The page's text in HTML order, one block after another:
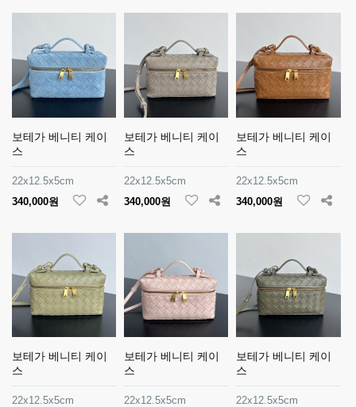
보테가 베니티 케이
스
22x12.5x5cm
340,000원
보테가 베니티 케이
스
22x12.5x5cm
340,000원
보테가 베니티 케이
스
22x12.5x5cm
340,000원
보테가 베니티 케이
스
22x12.5x5cm
보테가 베니티 케이
스
22x12.5x5cm
보테가 베니티 케이
스
22x12.5x5cm